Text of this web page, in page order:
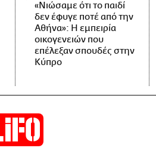
«Νιώσαμε ότι το παιδί
δεν έφυγε ποτέ από την
Αθήνα»: Η εμπειρία
οικογενειών που
επέλεξαν σπουδές στην
Κύπρο